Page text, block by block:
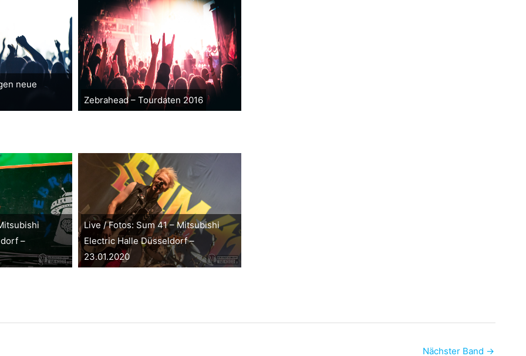
neue
Zebrahead – Tourdaten 2016
–
Live / Fotos: Sum 41 – Mitsubishi
Electric Halle Düsseldorf –
23.01.2020
Nächster Band →